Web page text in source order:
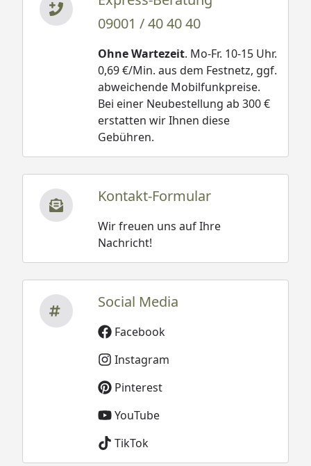
09001 / 40 40 40
Ohne Wartezeit. Mo-Fr. 10-15 Uhr.
0,69 €/Min. aus dem Festnetz, ggf.
abweichende Mobilfunkpreise.
Bei einer Neubestellung ab 300 €
erstatten wir Ihnen diese
Gebühren.
Kontakt-Formular
Wir freuen uns auf Ihre
Nachricht!
Social Media
Facebook
Instagram
Pinterest
YouTube
TikTok